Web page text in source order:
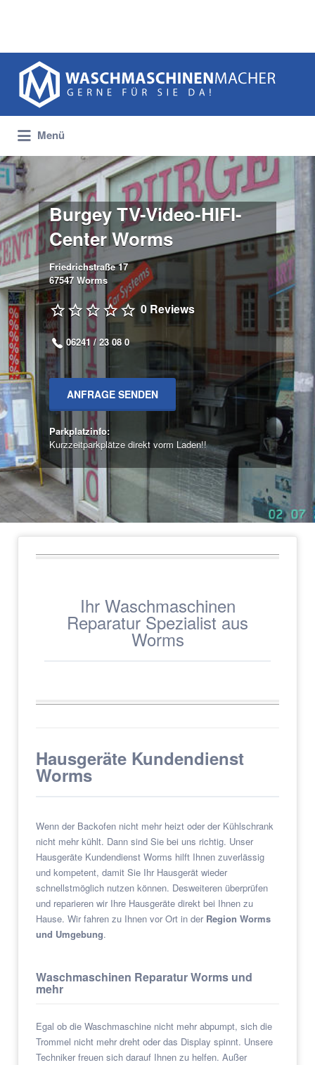
Suchen
nach:
Menü
Burgey TV-Video-HIFI-
Center Worms
Friedrichstraße 17
67547 Worms
0 Reviews
06241 / 23 08 0
ANFRAGE SENDEN
Parkplatzinfo:
Kurzzeitparkplätze direkt vorm Laden!!
Ihr Waschmaschinen
Reparatur Spezialist aus
Worms
Hausgeräte Kundendienst
Worms
Wenn der Backofen nicht mehr heizt oder der Kühlschrank
nicht mehr kühlt. Dann sind Sie bei uns richtig. Unser
Hausgeräte Kundendienst Worms hilft Ihnen zuverlässig
und kompetent, damit Sie Ihr Hausgerät wieder
schnellstmöglich nutzen können. Desweiteren überprüfen
und reparieren wir Ihre Hausgeräte direkt bei Ihnen zu
Hause. Wir fahren zu Ihnen vor Ort in der Region Worms
und Umgebung.
Waschmaschinen Reparatur Worms und
mehr
Egal ob die Waschmaschine nicht mehr abpumpt, sich die
Trommel nicht mehr dreht oder das Display spinnt. Unsere
Techniker freuen sich darauf Ihnen zu helfen. Außer